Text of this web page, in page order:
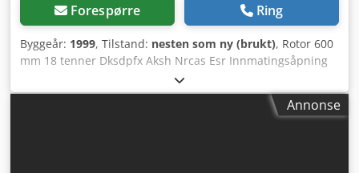
Forespørre Ring
Byggeår: 1999, Tilstand: nesten som ny (brukt), Rotor 600
mm 18 tenner Dksdpfx Aksh Nrcas Esr Innmatingsåpning
600 x 750 mm Motor 15 kW Hydraulisk materpress
Annonse